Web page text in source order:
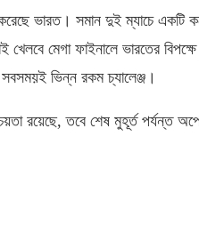
ভারত। সমান দুই ম্যাচে একটি
খেলবে মেগা ফাইনালে ভারতের
ভিন্ন রকম চ্যালেঞ্জ।
রয়েছে,তবে শেষ মুহূর্ত পর্যন্ত